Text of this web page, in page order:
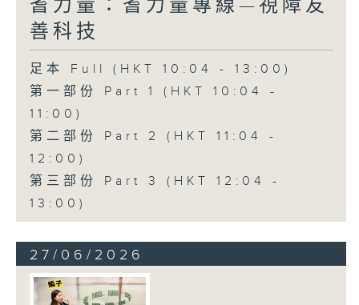
耆力量：耆力量專線—視障友
善科技
足本 Full (HKT 10:04 - 13:00)
第一部份 Part 1 (HKT 10:04 -
11:00)
第二部份 Part 2 (HKT 11:04 -
12:00)
第三部份 Part 3 (HKT 12:04 -
13:00)
27/06/2026